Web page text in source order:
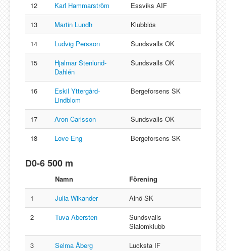
12
Karl Hammarström
Essviks AIF
13
Martin Lundh
Klubblös
14
Ludvig Persson
Sundsvalls OK
15
Hjalmar Stenlund-
Dahlén
Sundsvalls OK
16
Eskil Yttergård-
Lindblom
Bergeforsens SK
17 Aron Carlsson
Sundsvalls OK
18
Love Eng Bergeforsens SK
D0-6 500 m
Namn
Förening
1
Julia Wikander
Alnö SK
2
Tuva Abersten
Sundsvalls
Slalomklubb
3
Selma Åberg
Lucksta IF